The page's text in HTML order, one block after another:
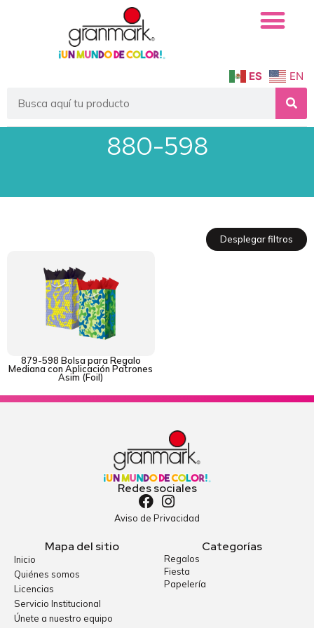
ES EN
880-598
Desplegar filtros
879-598 Bolsa para Regalo
Mediana con Aplicación Patrones
Asim (Foil)
Redes sociales
Aviso de Privacidad
Mapa del sitio
Inicio
Quiénes somos
Licencias
Servicio Institucional
Únete a nuestro equipo
Categorías
Regalos
Fiesta
Papelería